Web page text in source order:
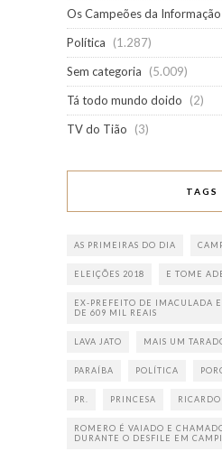
Os Campeões da Informação
Política
(1.287)
Sem categoria
(5.009)
Tá todo mundo doido
(2)
TV do Tião
(3)
TAGS
AS PRIMEIRAS DO DIA
ELEIÇÕES 2018 E TOME
EX-PREFEITO DE IMACULADA
DE 609 MIL REAIS
LAVA JATO MAIS UM
PARAÍBA POLÍTICA
PR. PRINCESA
ROMERO É VAIADO E
DURANTE O DESFILE EM